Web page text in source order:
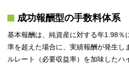
成功報酬型の手数料体系
基本報酬は、純資産に対する年1.98％
準を超えた場合に、実績報酬が発生し
ルレート（必要収益率）を加味したハ